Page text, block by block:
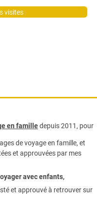
visites
en familledepuis 2011, pour
devoyage en famille, et
et approuvées par mes
avec enfants,
et approuvé à retrouver sur